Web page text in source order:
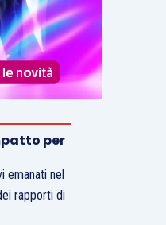
per
emanati nel
rapporti di